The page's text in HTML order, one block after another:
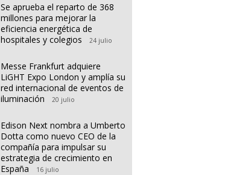
Se aprueba el reparto de 368
millones para mejorar la
eficiencia energética de
hospitales y colegios
24 julio
Messe Frankfurt adquiere
LiGHT Expo London y amplía su
red internacional de eventos de
iluminación
20 julio
Edison Next nombra a Umberto
Dotta como nuevo CEO de la
compañía para impulsar su
estrategia de crecimiento en
España
16 julio